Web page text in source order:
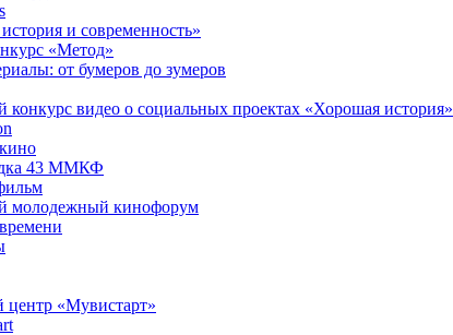
и современность»
«Метод»
от бумеров до зумеров
конкурс видео о социальных проектах «Хорошая история»
43 ММКФ
молодежный кинофорум
«Мувистарт»